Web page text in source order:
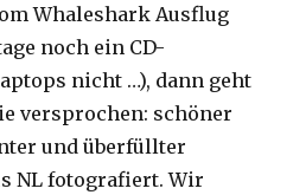
Whaleshark Ausflug
noch ein CD-
nicht …), dann geht
versprochen: schöner
und überfüllter
NL fotografiert. Wir